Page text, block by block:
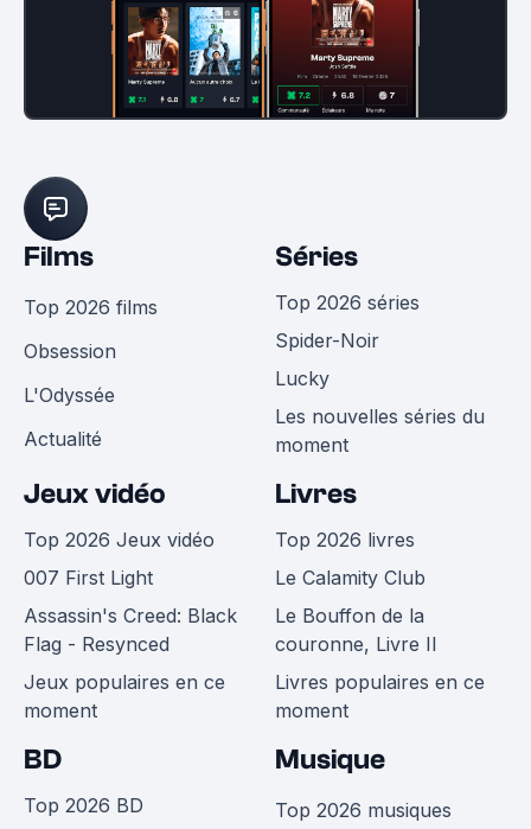
Films
Top 2026 films
Obsession
L'Odyssée
Actualité
Séries
Top 2026 séries
Spider-Noir
Lucky
Les nouvelles séries du
moment
Jeux vidéo
Top 2026 Jeux vidéo
007 First Light
Assassin's Creed: Black
Flag - Resynced
Jeux populaires en ce
moment
Livres
Top 2026 livres
Le Calamity Club
Le Bouffon de la
couronne, Livre II
Livres populaires en ce
moment
BD
Top 2026 BD
Musique
Top 2026 musiques